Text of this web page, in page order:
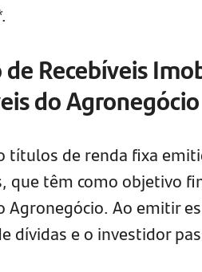
Recebíveis
do Agronegócio
títulos de renda fixa
que têm como objetivo
Agronegócio. Ao emitir
dívidas e o investidor